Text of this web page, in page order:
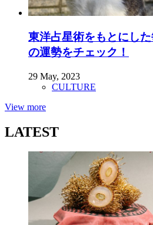
東洋占星術をもとにし
の運勢をチェック！
29 May, 2023
CULTURE
View more
LATEST